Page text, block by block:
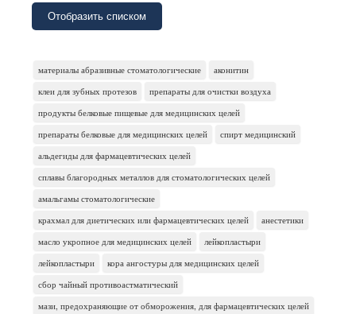
Отобразить списком
материалы абразивные стоматологические
аконитин
клеи для зубных протезов
препараты для очистки воздуха
продукты белковые пищевые для медицинских целей
препараты белковые для медицинских целей
спирт медицинский
альдегиды для фармацевтических целей
сплавы благородных металлов для стоматологических целей
амальгамы стоматологические
крахмал для диетических или фармацевтических целей
анестетики
масло укропное для медицинских целей
лейкопластыри
лейкопластыри
кора ангостуры для медицинских целей
сбор чайный противоастматический
мази, предохраняющие от обморожения, для фармацевтических целей